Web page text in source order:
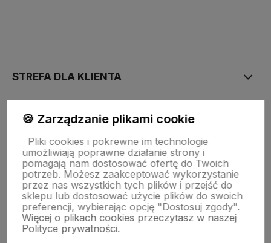
STREFA DLA KLIENTA
PŁATNOŚĆ I DOSTAWA
STRONY INFORMACYJNE
POMOC DLA KLIENTA
🍪 Zarządzanie plikami cookie
Pliki cookies i pokrewne im technologie
umożliwiają poprawne działanie strony i
pomagają nam dostosować ofertę do Twoich
potrzeb. Możesz zaakceptować wykorzystanie
przez nas wszystkich tych plików i przejść do
sklepu lub dostosować użycie plików do swoich
preferencji, wybierając opcję "Dostosuj zgody".
Więcej o plikach cookies przeczytasz w naszej
Polityce prywatności.